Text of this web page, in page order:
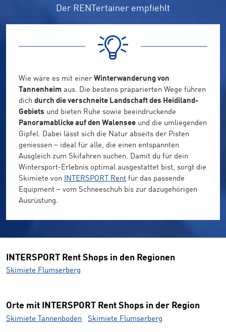
Der RENTertainer empfiehlt
Wie wäre es mit einer Winterwanderung von
Tannenheim aus. Die bestens präparierten Wege führen
dich durch die verschneite Landschaft des Heidiland-
Gebiets und bieten Ruhe sowie beeindruckende
Panoramablicke auf den Walensee und die umliegenden
Gipfel. Dabei lässt sich die Natur abseits der Pisten
geniessen – ideal für alle, die einen entspannten
Ausgleich zum Skifahren suchen. Damit du für dein
Wintersport-Erlebnis optimal ausgestattet bist, sorgt die
Skimiete von INTERSPORT Rent für das passende
Equipment – vom Schneeschuh bis zur dazugehörigen
Ausrüstung.
INTERSPORT Rent Shops in den Regionen
Skimiete Flumserberg
Orte mit INTERSPORT Rent Shops in der Region
Skimiete Tannenboden Skimiete Flumserberg